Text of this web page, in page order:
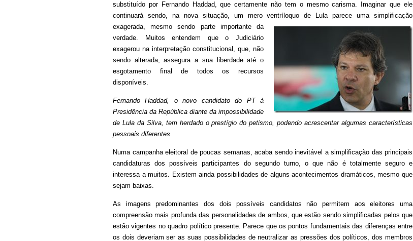
substituído por Fernando Haddad, que certamente não tem o mesmo carisma. Imaginar que ele
continuará sendo, na nova situação, um mero ventríloquo de Lula parece uma simplificação
exagerada, mesmo sendo parte importante da
verdade. Muitos entendem que o Judiciário
exagerou na interpretação constitucional, que, não
sendo alterada, assegura a sua liberdade até o
esgotamento final de todos os recursos
disponíveis.
Fernando Haddad, o novo candidato do PT à
Presidência da República diante da impossibilidade
de Lula da Silva, tem herdado o prestígio do petismo, podendo acrescentar algumas características
pessoais diferentes
Numa campanha eleitoral de poucas semanas, acaba sendo inevitável a simplificação das principais
candidaturas dos possíveis participantes do segundo turno, o que não é totalmente seguro e
interessa a muitos. Existem ainda possibilidades de alguns acontecimentos dramáticos, mesmo que
sejam baixas.
As imagens predominantes dos dois possíveis candidatos não permitem aos eleitores uma
compreensão mais profunda das personalidades de ambos, que estão sendo simplificadas pelos que
estão vigentes no quadro político presente. Parece que os pontos fundamentais das diferenças entre
os dois deveriam ser as suas possibilidades de neutralizar as pressões dos políticos, dos membros